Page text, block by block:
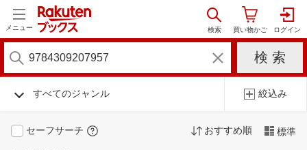
メニュー
すべてのジャンル 絞込み
セーフサーチ おすすめ順 標準